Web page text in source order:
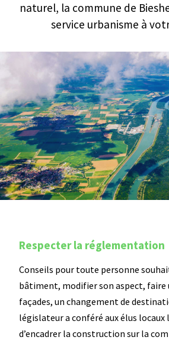
Agenda
naturel, la commune de
service urbanisme à
Respecter la réglementation
Conseils pour toute personne
bâtiment, modifier son aspect, faire
façades, un changement de
législateur a conféré aux élus locaux
d’encadrer la construction sur la